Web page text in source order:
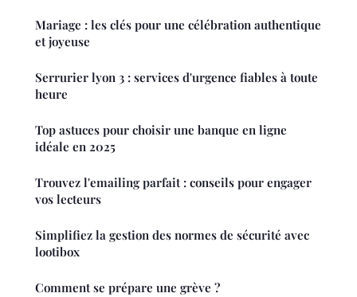
Mariage : les clés pour une célébration authentique
et joyeuse
Serrurier lyon 3 : services d'urgence fiables à toute
heure
Top astuces pour choisir une banque en ligne
idéale en 2025
Trouvez l'emailing parfait : conseils pour engager
vos lecteurs
Simplifiez la gestion des normes de sécurité avec
lootibox
Comment se prépare une grève ?